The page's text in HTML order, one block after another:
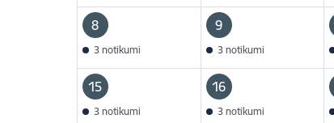
8
3 notikumi
9
3 notikumi
15
3 notikumi
16
3 notikumi